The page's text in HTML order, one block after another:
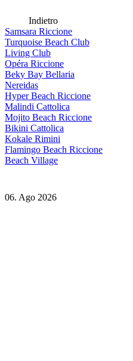
Indietro
Samsara Riccione
Turquoise Beach Club
Living Club
Opéra Riccione
Beky Bay Bellaria
Nereidas
Hyper Beach Riccione
Malindi Cattolica
Mojito Beach Riccione
Bikini Cattolica
Kokale Rimini
Flamingo Beach Riccione
Beach Village
06. Ago 2026